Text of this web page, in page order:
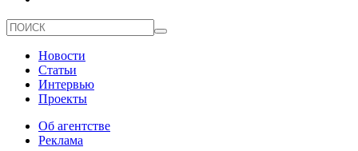
Новости
Статьи
Интервью
Проекты
Об агентстве
Реклама